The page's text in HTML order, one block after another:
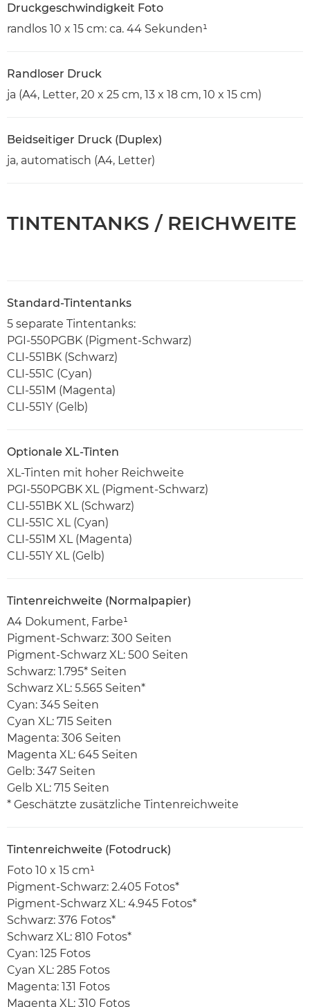
Druckgeschwindigkeit Foto
randlos 10 x 15 cm: ca. 44 Sekunden¹
Randloser Druck
ja (A4, Letter, 20 x 25 cm, 13 x 18 cm, 10 x 15 cm)
Beidseitiger Druck (Duplex)
ja, automatisch (A4, Letter)
TINTENTANKS / REICHWEITE
Standard-Tintentanks
5 separate Tintentanks:
PGI-550PGBK (Pigment-Schwarz)
CLI-551BK (Schwarz)
CLI-551C (Cyan)
CLI-551M (Magenta)
CLI-551Y (Gelb)
Optionale XL-Tinten
XL-Tinten mit hoher Reichweite
PGI-550PGBK XL (Pigment-Schwarz)
CLI-551BK XL (Schwarz)
CLI-551C XL (Cyan)
CLI-551M XL (Magenta)
CLI-551Y XL (Gelb)
Tintenreichweite (Normalpapier)
A4 Dokument, Farbe¹
Pigment-Schwarz: 300 Seiten
Pigment-Schwarz XL: 500 Seiten
Schwarz: 1.795* Seiten
Schwarz XL: 5.565 Seiten*
Cyan: 345 Seiten
Cyan XL: 715 Seiten
Magenta: 306 Seiten
Magenta XL: 645 Seiten
Gelb: 347 Seiten
Gelb XL: 715 Seiten
* Geschätzte zusätzliche Tintenreichweite
Tintenreichweite (Fotodruck)
Foto 10 x 15 cm¹
Pigment-Schwarz: 2.405 Fotos*
Pigment-Schwarz XL: 4.945 Fotos*
Schwarz: 376 Fotos*
Schwarz XL: 810 Fotos*
Cyan: 125 Fotos
Cyan XL: 285 Fotos
Magenta: 131 Fotos
Magenta XL: 310 Fotos